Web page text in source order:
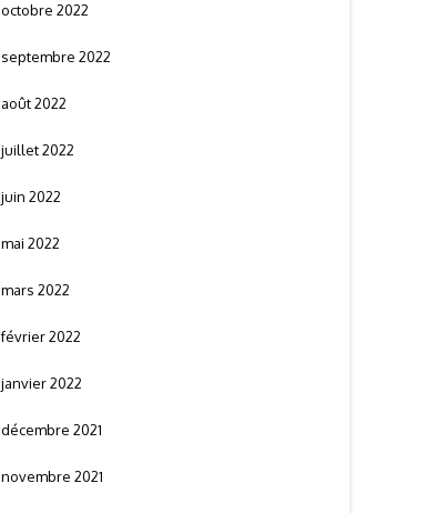
octobre 2022
septembre 2022
août 2022
juillet 2022
juin 2022
mai 2022
mars 2022
février 2022
janvier 2022
décembre 2021
novembre 2021